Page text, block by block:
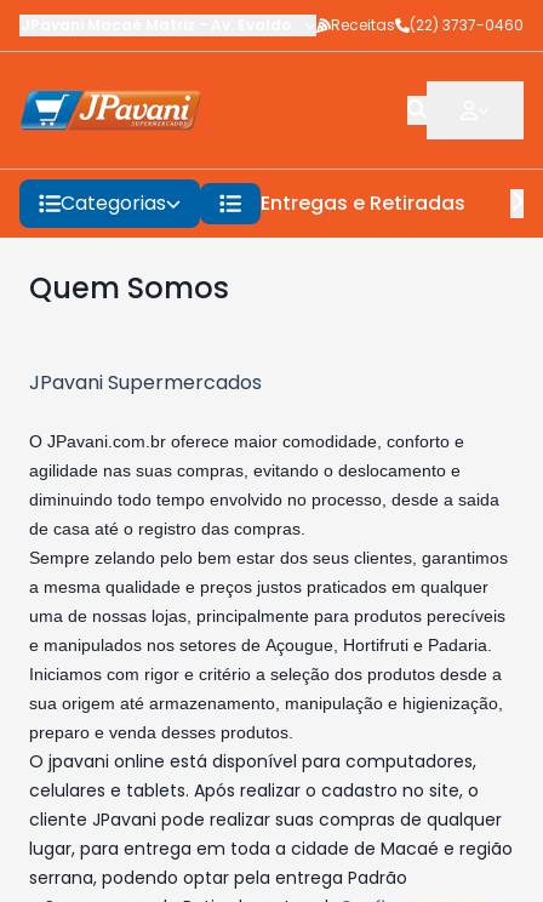
Av. Evaldo Costa,Macaé-RJ
Receitas (22) 3737-0460
Categorias Entregas e Retiradas
Quem Somos
JPavani Supermercados
O JPavani.com.br oferece maior comodidade, conforto e
agilidade nas suas compras, evitando o deslocamento e
diminuindo todo tempo envolvido no processo, desde a saida
de casa até o registro das compras.
Sempre zelando pelo bem estar dos seus clientes, garantimos
a mesma qualidade e preços justos praticados em qualquer
uma de nossas lojas, principalmente para produtos perecíveis
e manipulados nos setores de Açougue, Hortifruti e Padaria.
Iniciamos com rigor e critério a seleção dos produtos desde a
sua origem até armazenamento, manipulação e higienização,
preparo e venda desses produtos.
O jpavani online está disponível para computadores,
celulares e tablets. Após realizar o cadastro no site, o
cliente JPavani pode realizar suas compras de qualquer
lugar, para entrega em toda a cidade de Macaé e região
serrana, podendo optar pela entrega Padrão